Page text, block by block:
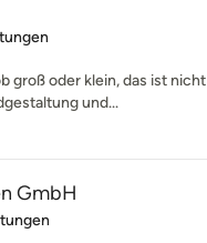
5 von 5 Sternen
groß oder klein, das ist nicht
und...
GmbH
4.8 von 5 Sternen